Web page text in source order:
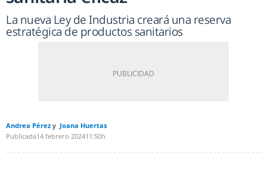
La nueva Ley de Industria creará una reserva
estratégica de productos sanitarios
Andrea Pérez
Joana Huertas
Publicada14 febrero 202411:50h